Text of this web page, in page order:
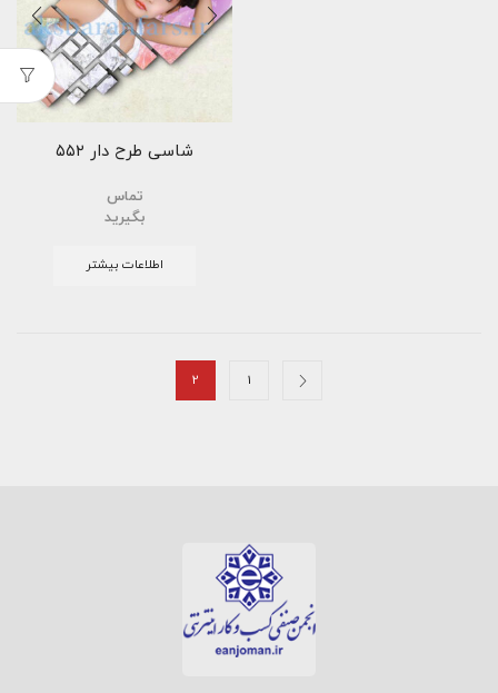
شاسی طرح دار ۵۵۲
تماس
بگیرید
اطلاعات بیشتر
1
2